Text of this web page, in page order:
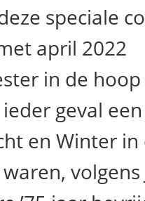
speciale
april 2022
in de
geval
en Winter in
volgens